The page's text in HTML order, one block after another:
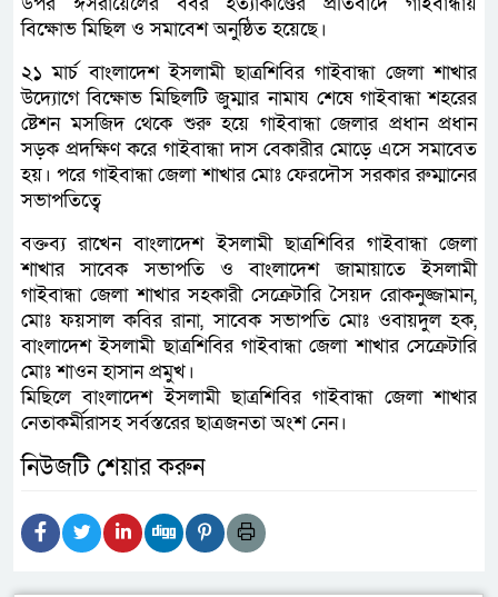
বিক্ষোভ মিছিল ও সমাবেশ অনুষ্ঠিত হয়েছে।
২১ মার্চ বাংলাদেশ ইসলামী ছাত্রশিবির গাইবান্ধা জেলা শাখার
উদ্যোগে বিক্ষোভ মিছিলটি জুম্মার নামায শেষে গাইবান্ধা শহরের
ষ্টেশন মসজিদ থেকে শুরু হয়ে গাইবান্ধা জেলার প্রধান প্রধান
সড়ক প্রদক্ষিণ করে গাইবান্ধা দাস বেকারীর মোড়ে এসে সমাবেত
হয়। পরে গাইবান্ধা জেলা শাখার মোঃ ফেরদৌস সরকার রুম্মানের
সভাপতিত্বে
বক্তব্য রাখেন বাংলাদেশ ইসলামী ছাত্রশিবির গাইবান্ধা জেলা
শাখার সাবেক সভাপতি ও বাংলাদেশ জামায়াতে ইসলামী
গাইবান্ধা জেলা শাখার সহকারী সেক্রেটারি সৈয়দ রোকনুজ্জামান,
মোঃ ফয়সাল কবির রানা, সাবেক সভাপতি মোঃ ওবায়দুল হক,
বাংলাদেশ ইসলামী ছাত্রশিবির গাইবান্ধা জেলা শাখার সেক্রেটারি
মোঃ শাওন হাসান প্রমুখ।
মিছিলে বাংলাদেশ ইসলামী ছাত্রশিবির গাইবান্ধা জেলা শাখার
নেতাকর্মীরাসহ সর্বস্তরের ছাত্রজনতা অংশ নেন।
নিউজটি শেয়ার করুন